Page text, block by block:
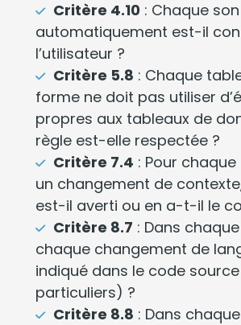
Critère 4.10 : Chaque
automatiquement est-il
l’utilisateur ?
Critère 5.8 : Chaque
forme ne doit pas utiliser
propres aux tableaux de
règle est-elle respectée ?
Critère 7.4 : Pour
un changement de
est-il averti ou en a-t-il le
Critère 8.7 : Dans
chaque changement de
indiqué dans le code
particuliers) ?
Critère 8.8 : Dans